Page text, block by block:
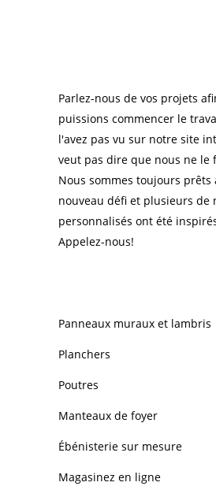
Parlez-nous de vos projets
puissions commencer le
l'avez pas vu sur notre site
veut pas dire que nous ne le
Nous sommes toujours prêts
nouveau défi et plusieurs de
personnalisés ont été
Appelez-nous!
Panneaux muraux et lambris
Planchers
Poutres
Manteaux de foyer
Ébénisterie sur mesure
Magasinez en ligne